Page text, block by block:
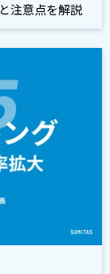
注意点を解説